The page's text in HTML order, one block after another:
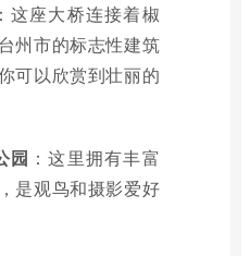
：这座大桥连接着椒
州市的标志性建筑
可以欣赏到壮丽的
园 ：这里拥有丰富
是观鸟和摄影爱好